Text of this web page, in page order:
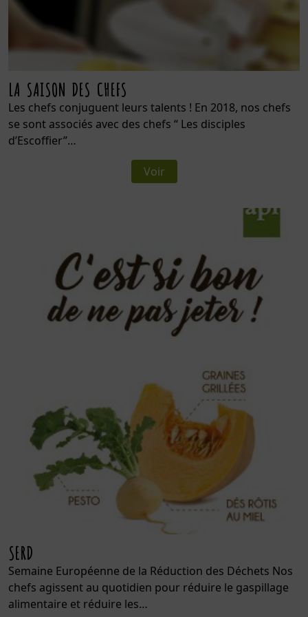
LA SAISON DES CHEFS
Les chefs conjuguent leurs talents ! En 2018, nos chefs
se sont associés avec des chefs “ Les disciples
d’Escoffier”…
Voir
SERD
Semaine Européenne de la Réduction des Déchets Nos
chefs agissent au quotidien pour réduire le gaspillage
alimentaire et réduire les…